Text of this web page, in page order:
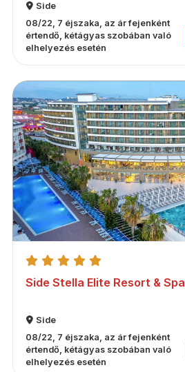
Side
08/22, 7 éjszaka, az ár fejenként
értendő, kétágyas szobában való
elhelyezés esetén
Side Stella Elite Resort & Spa
Side
08/22, 7 éjszaka, az ár fejenként
értendő, kétágyas szobában való
elhelyezés esetén